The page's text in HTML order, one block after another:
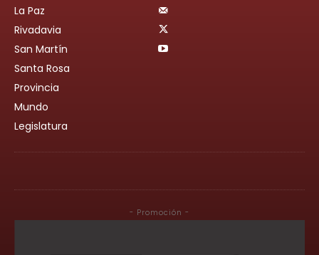
La Paz
Rivadavia
San Martín
Santa Rosa
Provincia
Mundo
Legislatura
- Promoción -